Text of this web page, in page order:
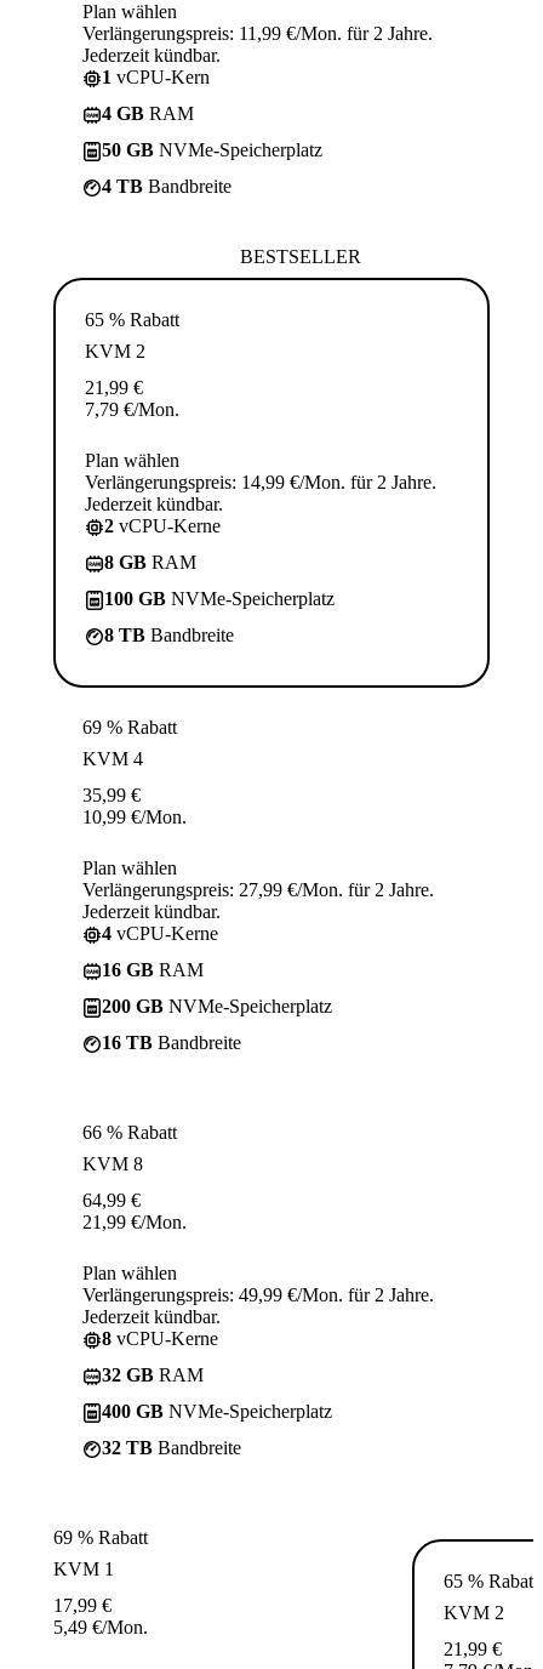
Plan wählen
Verlängerungspreis: 11,99 €/Mon. für 2 Jahre.
Jederzeit kündbar.
1 vCPU-Kern
4 GB RAM
50 GB NVMe-Speicherplatz
4 TB Bandbreite
BESTSELLER
65 % Rabatt
KVM 2
21,99 €
7,79 €/Mon.
Plan wählen
Verlängerungspreis: 14,99 €/Mon. für 2 Jahre.
Jederzeit kündbar.
2 vCPU-Kerne
8 GB RAM
100 GB NVMe-Speicherplatz
8 TB Bandbreite
69 % Rabatt
KVM 4
35,99 €
10,99 €/Mon.
Plan wählen
Verlängerungspreis: 27,99 €/Mon. für 2 Jahre.
Jederzeit kündbar.
4 vCPU-Kerne
16 GB RAM
200 GB NVMe-Speicherplatz
16 TB Bandbreite
66 % Rabatt
KVM 8
64,99 €
21,99 €/Mon.
Plan wählen
Verlängerungspreis: 49,99 €/Mon. für 2 Jahre.
Jederzeit kündbar.
8 vCPU-Kerne
32 GB RAM
400 GB NVMe-Speicherplatz
32 TB Bandbreite
69 % Rabatt
KVM 1
17,99 €
5,49 €/Mon.
65 % Rabatt
KVM 2
21,99 €